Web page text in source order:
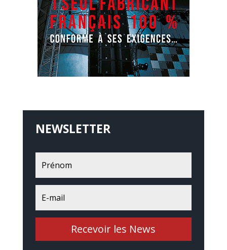
NEWSLETTER
Recevoir les News